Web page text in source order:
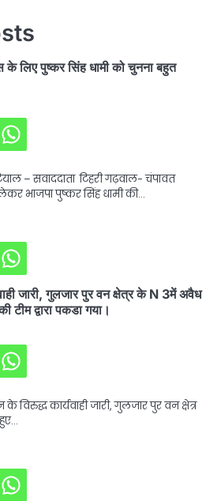
के लिए पुष्कर सिंह धामी को चुनना बहुत
– सवाददाता टिहरी गढ़वाल- चंपावत
भाजपा पुष्कर सिंह धामी की…
जारी, गुलजार पुर वन क्षेत्र के N 3में अवैध
द्वारा पकडा गया।
कार्यवाही जारी, गुलजार पुर वन क्षेत्र